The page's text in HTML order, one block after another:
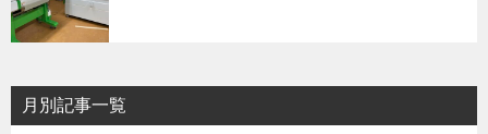
月別記事一覧